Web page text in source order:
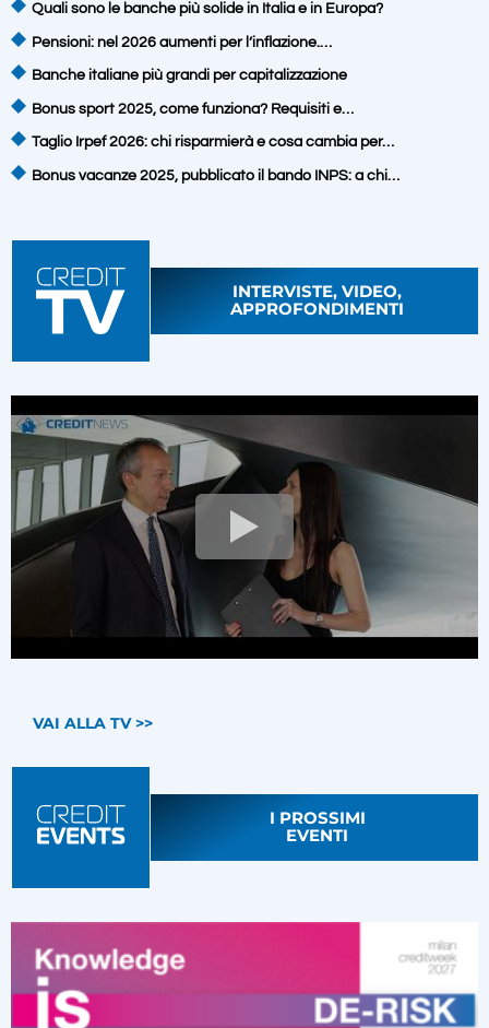
Quali sono le banche più solide in Italia e in Europa?
Pensioni: nel 2026 aumenti per l’inflazione.…
Banche italiane più grandi per capitalizzazione
Bonus sport 2025, come funziona? Requisiti e…
Taglio Irpef 2026: chi risparmierà e cosa cambia per…
Bonus vacanze 2025, pubblicato il bando INPS: a chi…
INTERVISTE, VIDEO,
APPROFONDIMENTI
VAI ALLA TV >>
I PROSSIMI
EVENTI